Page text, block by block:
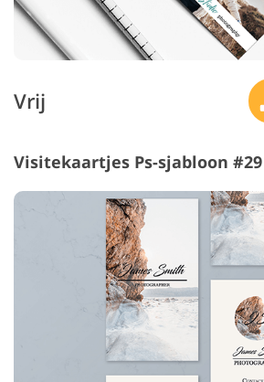
Vrij
Visitekaartjes Ps-sjabloon